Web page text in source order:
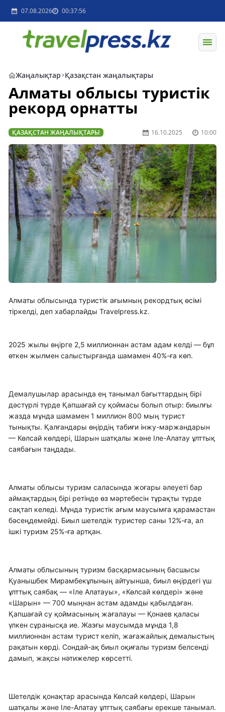
07.08.2026 00:37:56
Жаңалықтар Қазақстан жаңалықтары
Алматы облысы туристік
рекорд орнатты
ҚАЗАҚСТАН ЖАҢАЛЫҚТАРЫ 16.10.2025 10:00
Алматы облысында туристік ағымның рекордтық өсімі
тіркелді, деп хабарлайды Travelpress.kz.
2025 жылы өңірге 2,5 миллионнан астам адам келді — бұл
өткен жылмен салыстырғанда шамамен 40%-ға көп.
Демалушылар арасында ең танымал бағыттардың бірі
дәстүрлі түрде Қапшағай су қоймасы болып отыр: биылғы
жазда мұнда шамамен 1 миллион 800 мың турист
тынықты. Қалғандары өңірдің табиғи інжу-маржандарын
— Көлсай көлдері, Шарын шатқалы және Іле-Алатау ұлттық
саябағын таңдады.
Алматы облысы туризм саласында жоғары әлеуеті бар
аймақтардың бірі ретінде өз мәртебесін тұрақты түрде
сақтап келеді. Мұнда туристік ағым маусымға қарамастан
бәсеңдемейді. Биыл шетелдік туристер саны 12%-ға, ал
ішкі туризм 25%-ға артқан.
Алматы облысының туризм басқармасының басшысы
Қуанышбек Мирамбекұлының айтуынша, биыл өңірдегі үш
ұлттық саябақ — «Іле Алатауы», «Көлсай көлдері» және
«Шарын» — 700 мыңнан астам адамды қабылдаған.
Қапшағай су қоймасының жағалауы — Қонаев қаласы
үлкен сұранысқа ие. Жазғы маусымда мұнда 1,8
миллионнан астам турист келіп, жағажайлық демалыстың
рақатын көрді. Сондай-ақ биыл оқиғалы туризм белсенді
дамып, жақсы нәтижелер көрсетті.
Шетелдік қонақтар арасында Көлсай көлдері, Шарын
шатқалы және Іле-Алатау ұлттық саябағы ерекше танымал.